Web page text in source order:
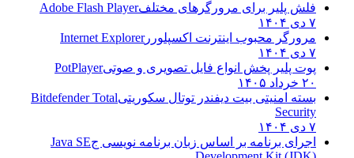
فلش پلیر برای مرورگرهای مختلفAdobe Flash Player
۷ دی ۱۴۰۴
مرورگر محبوب اینترنت اکسپلوررInternet Explorer
۷ دی ۱۴۰۴
پوت پلیر پخش انواع فایل تصویری و صوتیPotPlayer
۲۰ خرداد ۱۴۰۵
بسته امنیتی بیت دیفندر توتال سکوریتیBitdefender Total
Security
۷ دی ۱۴۰۴
اجرای برنامه بر اساس زبان برنامه نویسی جJava SE